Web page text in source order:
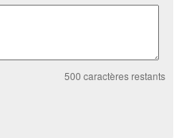
500 caractères restants